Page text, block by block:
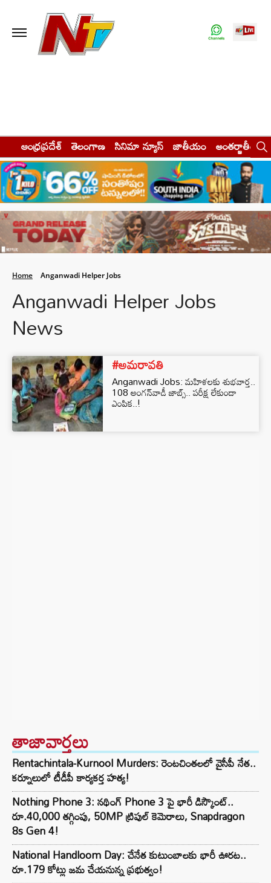
ఆంధ్రప్రదేశ్ తెలంగాణ సినిమా న్యూస్ జాతీయం అంతర్జాతీయం
Home Anganwadi Helper Jobs
Anganwadi Helper Jobs
News
#అమరావతి
Anganwadi Jobs: మహిళలకు శుభవార్త..
108 అంగన్‌వాడీ జాబ్స్.. పరీక్ష లేకుండా
ఎంపిక..!
తాజావార్తలు
Rentachintala-Kurnool Murders: రెంటచింతలలో వైసీపీ నేత..
కర్నూలులో టీడీపీ కార్యకర్త హత్య!
Nothing Phone 3: నథింగ్ Phone 3 పై భారీ డిస్కౌంట్..
రూ.40,000 తగ్గింపు, 50MP ట్రిపుల్ కెమెరాలు, Snapdragon
8s Gen 4!
National Handloom Day: చేనేత కుటుంబాలకు భారీ ఊరట..
రూ.179 కోట్లు జమ చేయనున్న ప్రభుత్వం!